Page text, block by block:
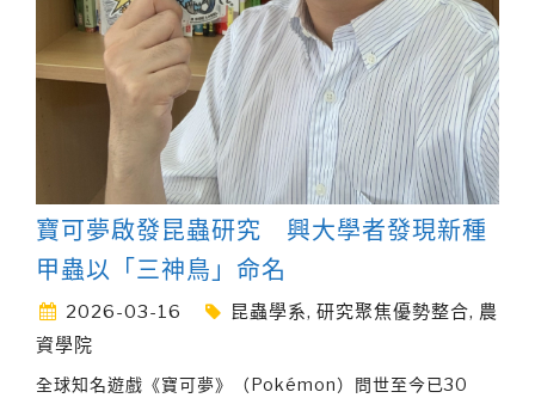
寶可夢啟發昆蟲研究 興大學者發現新種
甲蟲以「三神鳥」命名
2026-03-16 昆蟲學系, 研究聚焦優勢整合, 農
資學院
全球知名遊戲《寶可夢》（Pokémon）問世至今已30